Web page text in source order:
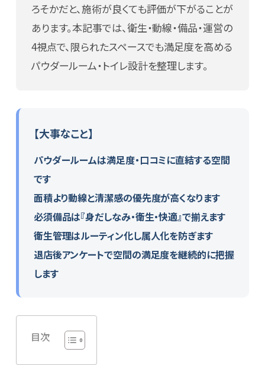
ニュース
BMマガジン
ろそかだと、施術が良くても評価が下がることが
あります。本記事では、衛生・動線・備品・運営の
4視点で、限られたスペースでも満足度を高める
パウダールーム・トイレ設計を整理します。
【大事なこと】
パウダールームは満足度・口コミに直結する空間
です
面積より動線と清潔感の優先度が高くなります
必須備品は『身だしなみ・衛生・快適』で揃えます
衛生管理はルーティン化し属人化を防ぎます
退店後アンケートで空間の満足度を継続的に把握
します
目次